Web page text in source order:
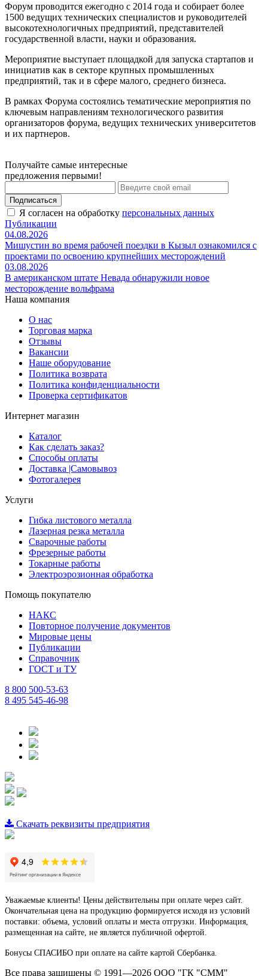
Форум проводится ежегодно с 2014 года и собирает более
1500 ведущих технических специалистов и руководителей
высокотехнологичных предприятий, представителей
государственной власти, науки и образования.
Мероприятие выступает площадкой для запуска стартапов и
инициатив как в секторе крупных промышленных
предприятий, так и в сфере малого, среднего бизнеса.
В рамках Форума состоялись тематические мероприятия по
ключевым направлениям технологического развития
организаторов форума, ведущих технических университетов
и их партнеров.
Получайте самые интересные
предложения первыми!
Подписаться
Я согласен на обработку персональных данных
Публикации
04.08.2026
Мишустин во время рабочей поездки в Кызыл ознакомился с
проектами по освоению крупнейших месторождений
03.08.2026
В американском штате Невада обнаружили новое
месторождение вольфрама
Наша компания
О нас
Торговая марка
Отзывы
Вакансии
Наше оборудование
Политика возврата
Политика конфиденциальности
Проверка сертификатов
Интернет магазин
Каталог
Как сделать заказ?
Способы оплаты
Доставка |Cамовывоз
Фотогалерея
Услуги
Гибка листового металла
Лазерная резка металла
Сварочные работы
Фрезерные работы
Токарные работы
Электроэрозионная обработка
Помощь покупателю
НАКС
Повторное получение документов
Мировые цены
Публикации
Справочник
ГОСТ и ТУ
8 800 500-53-63
8 495 545-46-98
Скачать реквизиты предприятия
Уважаемые клиенты! Цены действительны при оплате через сайт.
Окончательная цена на продукцию формируется исходя из условий
поставки: объема, условий оплаты и места отгрузки. Информация,
размещенная на сайте, не является публичной офертой.
Бонусы СПАСИБО при оплате на сайте картой Сбербанка.
Все права защищены © 1991—2026 ООО "ГК "СММ"